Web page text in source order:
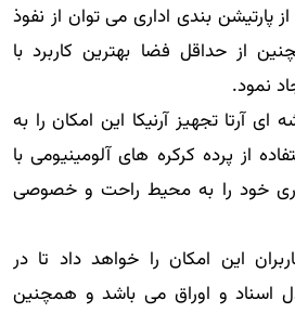
پارتیشن بندی اداری می توان از نفوذ
از حداقل فضا بهترین کاربرد با
نمود.
آرتا تجهیز آرنیکا این امکان را به
از پرده کرکره های آلومینیومی با
خود را به محیط راحت و خصوصی
این امکان را خواهد داد تا در
اسناد و اوراق می باشد و همچنین